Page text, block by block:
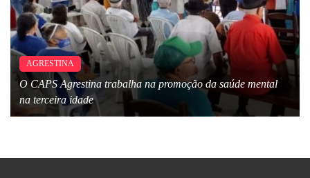
AGRESTINA
O CAPS Agrestina trabalha na promoção da saúde mental
na terceira idade